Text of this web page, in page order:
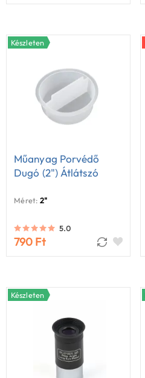
Készleten
Műanyag Porvédő
Dugó (2") Átlátszó
Méret: 2"
5.0
790 Ft
Készleten